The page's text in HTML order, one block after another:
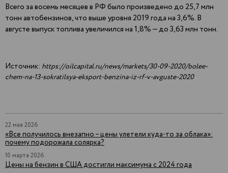
Всего за восемь месяцев в РФ было произведено до 25,7 млн
тонн автобензинов, что выше уровня 2019 года на 3,6%. В
августе выпуск топлива увеличился на 1,8% — до 3,63 млн тонн.
Источник: https://oilcapital.ru/news/markets/30-09-2020/bolee-
chem-na-13-sokratilsya-eksport-benzina-iz-rf-v-avguste-2020
22 мая 2026
«Все получилось внезапно – цены улетели куда-то за облака»:
почему подорожала солярка?
10 марта 2026
Цены на бензин в США достигли максимума с 2024 года